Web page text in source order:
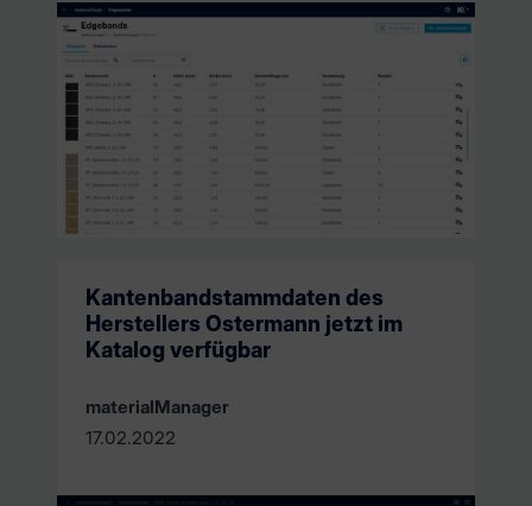
Kantenbandstammdaten des
Herstellers Ostermann jetzt im
Katalog verfügbar
materialManager
17.02.2022